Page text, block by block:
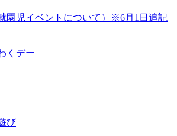
園児イベントについて）※6月1日追記
くデー
び